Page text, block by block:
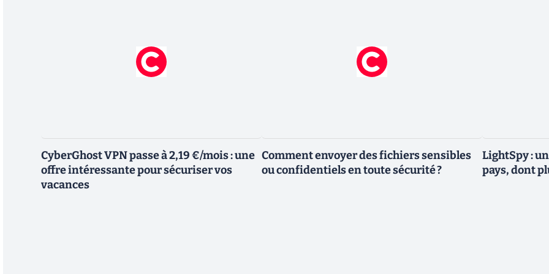
CyberGhost VPN passe à 2,19 €/mois : une
offre intéressante pour sécuriser vos
vacances
Comment envoyer des fichiers sensibles
ou confidentiels en toute sécurité ?
LightSpy :
pays, dont